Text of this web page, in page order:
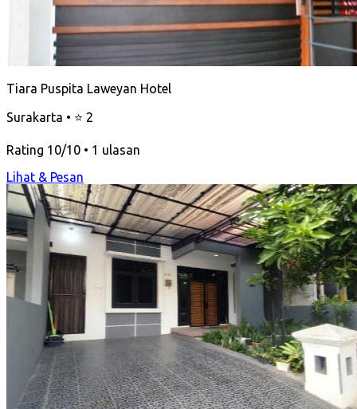
Tiara Puspita Laweyan Hotel
Surakarta • ⭐ 2
Rating 10/10 • 1 ulasan
Lihat & Pesan